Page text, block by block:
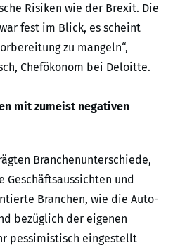
Risiken wie der Brexit. Die
fest im Blick, es scheint
zu mangeln“,
Chefökonom bei Deloitte.
mit zumeist negativen
Branchenunterschiede,
Geschäftsaussichten und
Branchen, wie die Auto-
bezüglich der eigenen
pessimistisch eingestellt